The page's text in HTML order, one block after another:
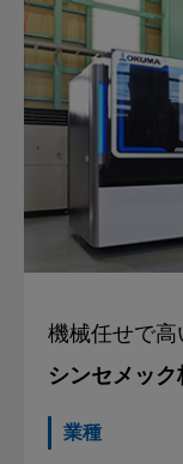
機械任せで高
シンセメッ
業種